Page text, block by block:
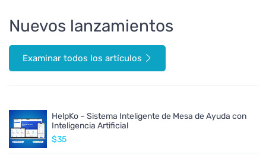
Nuevos lanzamientos
Examinar todos los artículos
HelpKo – Sistema Inteligente de Mesa de Ayuda con
Inteligencia Artificial
$35